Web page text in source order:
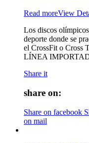
Read moreView
Los discos
deporte donde se
el CrossFit o Cross
LÍNEA
Share it
share on:
Share on facebook
on mail